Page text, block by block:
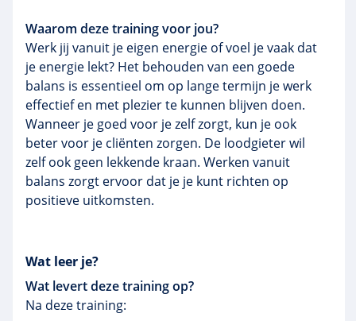
Waarom deze training voor jou?
Werk jij vanuit je eigen energie of voel je vaak dat
je energie lekt? Het behouden van een goede
balans is essentieel om op lange termijn je werk
effectief en met plezier te kunnen blijven doen.
Wanneer je goed voor je zelf zorgt, kun je ook
beter voor je cliënten zorgen. De loodgieter wil
zelf ook geen lekkende kraan. Werken vanuit
balans zorgt ervoor dat je je kunt richten op
positieve uitkomsten.
Wat leer je?
Wat levert deze training op?
Na deze training: